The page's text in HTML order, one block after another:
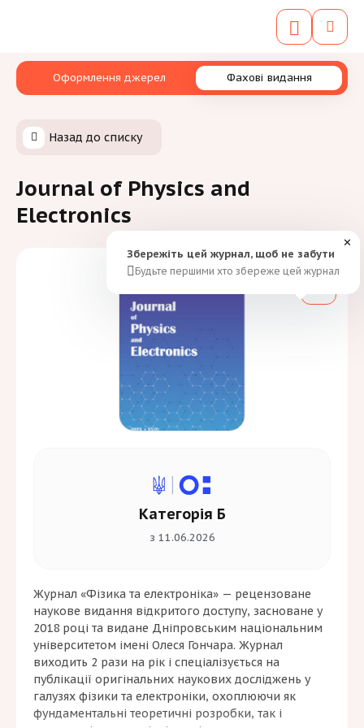
Оформлення джерел Фахові видання
Назад до списку
Journal of Physics and
Electronics
Журнал «Фізика та електроніка» — рецензоване
наукове видання відкритого доступу, засноване у
2018 році та видане Дніпровським національним
університетом імені Олеся Гончара. Журнал
виходить 2 рази на рік і спеціалізується на
публікації оригінальних наукових досліджень у
галузях фізики та електроніки, охоплюючи як
фундаментальні теоретичні розробки, так і
Категорія Б
з 11.06.2026
Збережіть цей журнал, щоб не забути
Будьте першими хто збереже цей журнал
✕